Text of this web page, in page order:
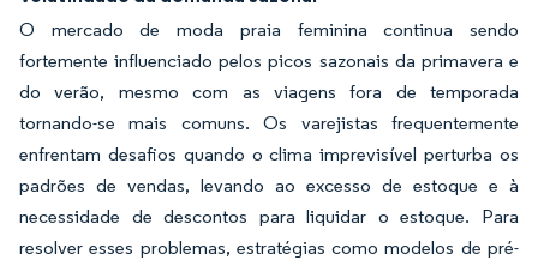
O mercado de moda praia feminina continua sendo
fortemente influenciado pelos picos sazonais da primavera e
do verão, mesmo com as viagens fora de temporada
tornando-se mais comuns. Os varejistas frequentemente
enfrentam desafios quando o clima imprevisível perturba os
padrões de vendas, levando ao excesso de estoque e à
necessidade de descontos para liquidar o estoque. Para
resolver esses problemas, estratégias como modelos de pré-